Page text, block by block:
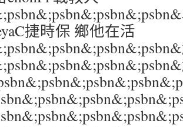
捷時保 鄉他在活